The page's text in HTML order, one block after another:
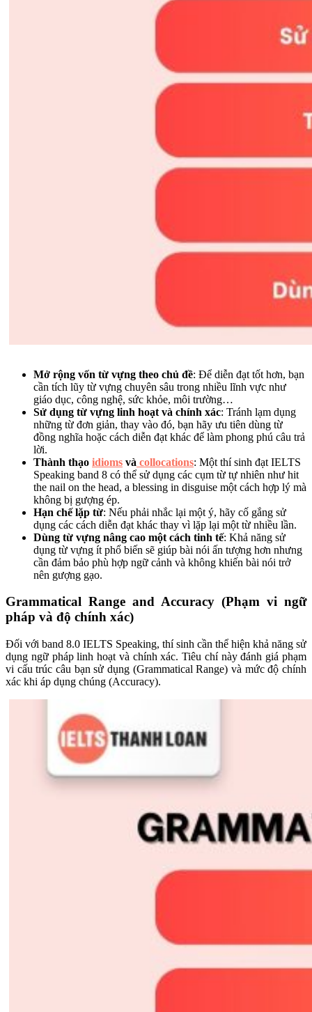
Mở rộng vốn từ vựng theo chủ đề: Để diễn đạt tốt hơn, bạn
cần tích lũy từ vựng chuyên sâu trong nhiều lĩnh vực như
giáo dục, công nghệ, sức khỏe, môi trường…
Sử dụng từ vựng linh hoạt và chính xác: Tránh lạm dụng
những từ đơn giản, thay vào đó, bạn hãy ưu tiên dùng từ
đồng nghĩa hoặc cách diễn đạt khác để làm phong phú câu trả
lời.
Thành thạo idioms và collocations: Một thí sinh đạt IELTS
Speaking band 8 có thể sử dụng các cụm từ tự nhiên như hit
the nail on the head, a blessing in disguise một cách hợp lý mà
không bị gượng ép.
Hạn chế lặp từ: Nếu phải nhắc lại một ý, hãy cố gắng sử
dụng các cách diễn đạt khác thay vì lặp lại một từ nhiều lần.
Dùng từ vựng nâng cao một cách tinh tế: Khả năng sử
dụng từ vựng ít phổ biến sẽ giúp bài nói ấn tượng hơn nhưng
cần đảm bảo phù hợp ngữ cảnh và không khiến bài nói trở
nên gượng gạo.
Grammatical Range and Accuracy (Phạm vi ngữ
pháp và độ chính xác)
Đối với band 8.0 IELTS Speaking, thí sinh cần thể hiện khả năng sử
dụng ngữ pháp linh hoạt và chính xác. Tiêu chí này đánh giá phạm
vi cấu trúc câu bạn sử dụng (Grammatical Range) và mức độ chính
xác khi áp dụng chúng (Accuracy).